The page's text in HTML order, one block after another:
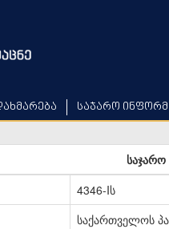
საჯარო
საჯარო
4346-Iს
საქართველოს